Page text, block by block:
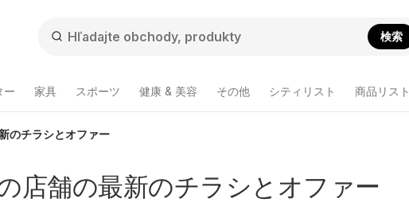
検索
ー 家具 スポーツ 健康 & 美容 その他 シティリスト 商品リスト
チラシとオファー
店舗の最新のチラシとオファー